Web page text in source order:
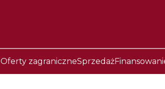
Oferty zagraniczneSprzedaż